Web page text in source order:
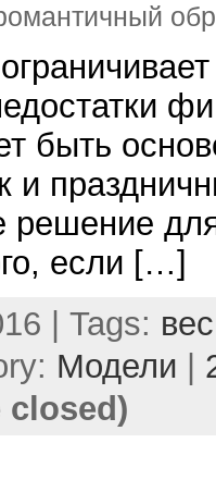
быть
и
решение
если […]
| Tags:
Модели |
closed)